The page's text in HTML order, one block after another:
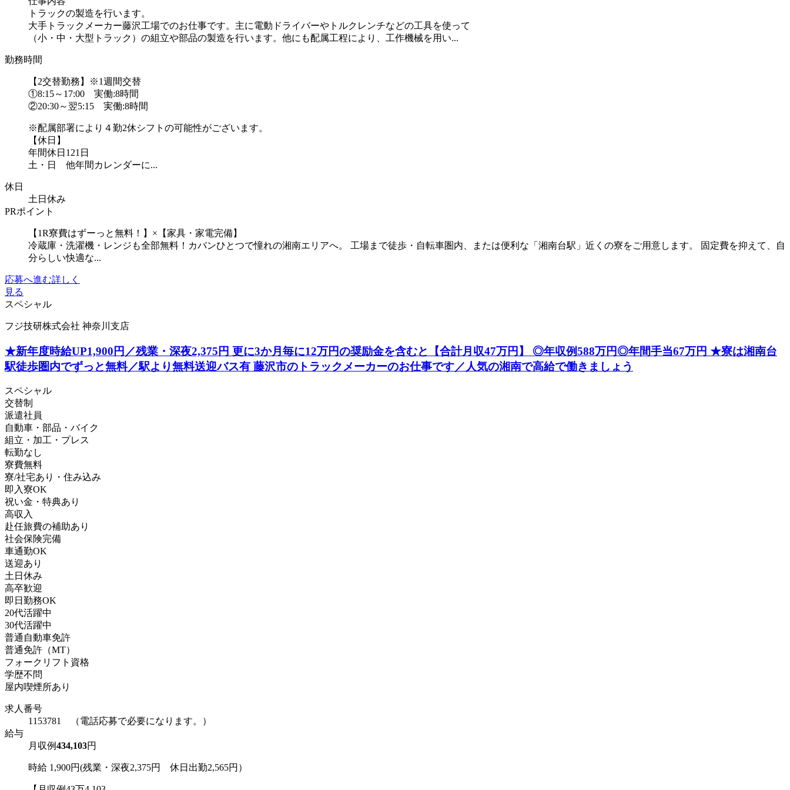
トラックの製造を行います。
大手トラックメーカー藤沢工場でのお仕事です。主に電動ドライバーやトルクレンチなどの工具を使って
（小・中・大型トラック）の組立や部品の製造を行います。他にも配属工程により、工作機械を用い...
勤務時間
【2交替勤務】※1週間交替
①8:15～17:00 実働:8時間
②20:30～翌5:15 実働:8時間
※配属部署により４勤2休シフトの可能性がございます。
【休日】
年間休日121日
土・日 他年間カレンダーに...
休日
土日休み
PRポイント
【1R寮費はずーっと無料！】×【家具・家電完備】
冷蔵庫・洗濯機・レンジも全部無料！カバンひとつで憧れの湘南エリアへ。 工場まで徒歩・自転車圏内、または便利な「湘南台駅」近くの寮をご用意します。 固定費を抑えて、自
分らしい快適な...
応募へ進む詳しく
見る
スペシャル
フジ技研株式会社 神奈川支店
★新年度時給UP1,900円／残業・深夜2,375円 更に3か月毎に12万円の奨励金を含むと【合計月収47万円】 ◎年収例588万円◎年間手当67万円 ★寮は湘南台
駅徒歩圏内でずっと無料／駅より無料送迎バス有 藤沢市のトラックメーカーのお仕事です／人気の湘南で高給で働きましょう
スペシャル
交替制
派遣社員
自動車・部品・バイク
組立・加工・プレス
転勤なし
寮費無料
寮/社宅あり・住み込み
即入寮OK
祝い金・特典あり
高収入
赴任旅費の補助あり
社会保険完備
車通勤OK
送迎あり
土日休み
高卒歓迎
即日勤務OK
20代活躍中
30代活躍中
普通自動車免許
普通免許（MT）
フォークリフト資格
学歴不問
屋内喫煙所あり
求人番号
1153781 （電話応募で必要になります。）
給与
月収例434,103円
時給 1,900円(残業・深夜2,375円 休日出勤2,565円）